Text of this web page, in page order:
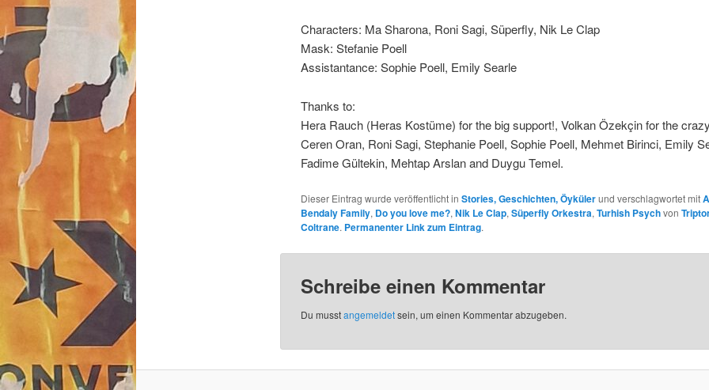
Characters: Ma Sharona, Roni Sagi, Süperfly, Nik Le Clap
Mask: Stefanie Poell
Assistantance: Sophie Poell, Emily Searle
Thanks to:
Hera Rauch (Heras Kostüme) for the big support!, Volkan Özekçin for the
Ceren Oran, Roni Sagi, Stephanie Poell, Sophie Poell, Mehmet Birinci, Emily
Fadime Gültekin, Mehtap Arslan and Duygu Temel.
Dieser Eintrag wurde veröffentlicht in Stories, Geschichten, Öykülerund verschlagwortet mit
Bendaly Family, Do you love me?, Nik Le Clap, Süperfly Orkestra, Turhish Psychvon
Coltrane. Permanenter Link zum Eintrag.
Schreibe einen Kommentar
Du musstangemeldetsein, um einen Kommentar abzugeben.